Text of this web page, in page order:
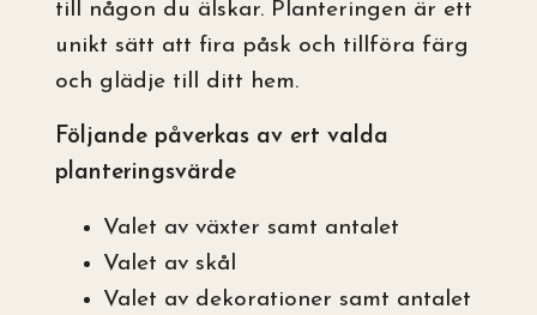
till någon du älskar. Planteringen är ett
unikt sätt att fira påsk och tillföra färg
och glädje till ditt hem.
Följande påverkas av ert valda
planteringsvärde
Valet av växter samt antalet
Valet av skål
Valet av dekorationer samt antalet